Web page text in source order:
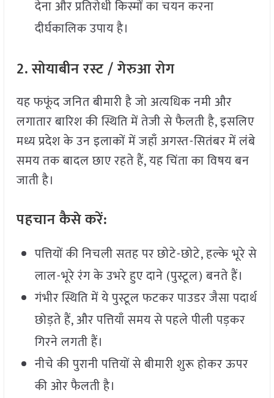
देना और प्रतिरोधी किस्मों का चयन करना
दीर्घकालिक उपाय है।
2.सोयाबीनरस्ट /गेरुआरोग
यह फफूंद जनित बीमारी है जो अत्यधिक नमी और
लगातार बारिश की स्थिति में तेजी से फैलती है, इसलिए
मध्य प्रदेश के उन इलाकों में जहाँ अगस्त-सितंबर में लंबे
समय तक बादल छाए रहते हैं, यह चिंता का विषय बन
जाती है।
पहचानकैसेकरें:
पत्तियों की निचली सतह पर छोटे-छोटे, हल्के भूरे से
लाल-भूरे रंग के उभरे हुए दाने (पुस्टूल) बनते हैं।
गंभीर स्थिति में ये पुस्टूल फटकर पाउडर जैसा पदार्थ
छोड़ते हैं, और पत्तियाँ समय से पहले पीली पड़कर
गिरने लगती हैं।
नीचे की पुरानी पत्तियों से बीमारी शुरू होकर ऊपर
की ओर फैलती है।